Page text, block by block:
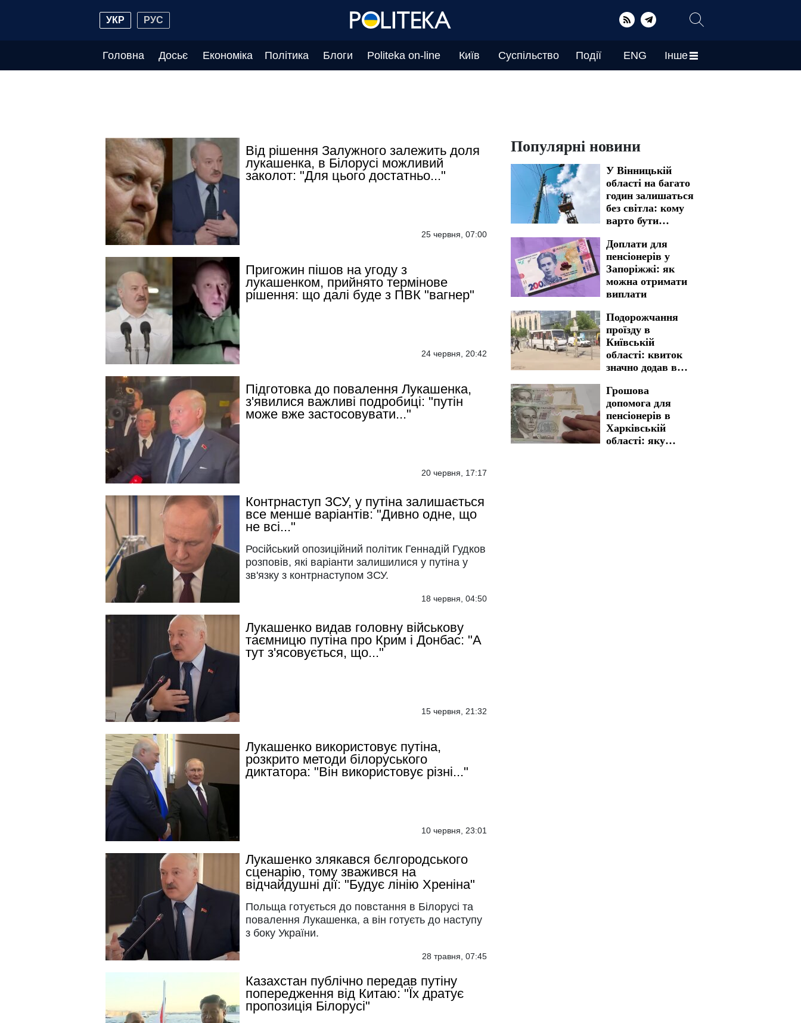
УКР РУС
Головна Досьє Економіка Політика Блоги Politeka on-line Київ Суспільство Події ENG Інше
Від рішення Залужного залежить доля
лукашенка, в Білорусі можливий
заколот: "Для цього достатньо..."
25 червня, 07:00
Пригожин пішов на угоду з
лукашенком, прийнято термінове
рішення: що далі буде з ПВК "вагнер"
24 червня, 20:42
Підготовка до повалення Лукашенка,
з'явилися важливі подробиці: "путін
може вже застосовувати..."
20 червня, 17:17
Контрнаступ ЗСУ, у путіна залишається
все менше варіантів: "Дивно одне, що
не всі..."
Російський опозиційний політик Геннадій Гудков
розповів, які варіанти залишилися у путіна у
зв'язку з контрнаступом ЗСУ.
18 червня, 04:50
Лукашенко видав головну військову
таємницю путіна про Крим і Донбас: "А
тут з'ясовується, що..."
15 червня, 21:32
Лукашенко використовує путіна,
розкрито методи білоруського
диктатора: "Він використовує різні..."
10 червня, 23:01
Лукашенко злякався бєлгородського
сценарію, тому зважився на
відчайдушні дії: "Будує лінію Хреніна"
Польща готується до повстання в Білорусі та
повалення Лукашенка, а він готуєть до наступу
з боку України.
28 травня, 07:45
Казахстан публічно передав путіну
попередження від Китаю: "Їх дратує
пропозиція Білорусі"
Популярні новини
У Вінницькій
області на багато
годин залишаться
без світла: кому
варто бути
графіків
відключення на 7
серпня
Доплати для
пенсіонерів у
Запоріжжі: як
можна отримати
виплати
Подорожчання
проїзду в
Київській
області: квиток
значно додав в
Грошова
допомога для
пенсіонерів в
Харківській
області: яку